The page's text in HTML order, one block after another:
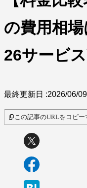
の費用相
26サービ
最終更新日 :2026/06/09
この記事のURLをコピー